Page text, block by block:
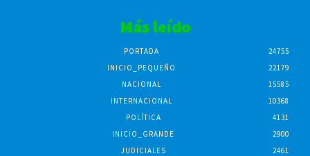
Más leído
PORTADA
24755
INICIO_PEQUEÑO
22179
NACIONAL
15585
INTERNACIONAL
10368
POLÍTICA
4131
INICIO_GRANDE
2900
JUDICIALES
2461